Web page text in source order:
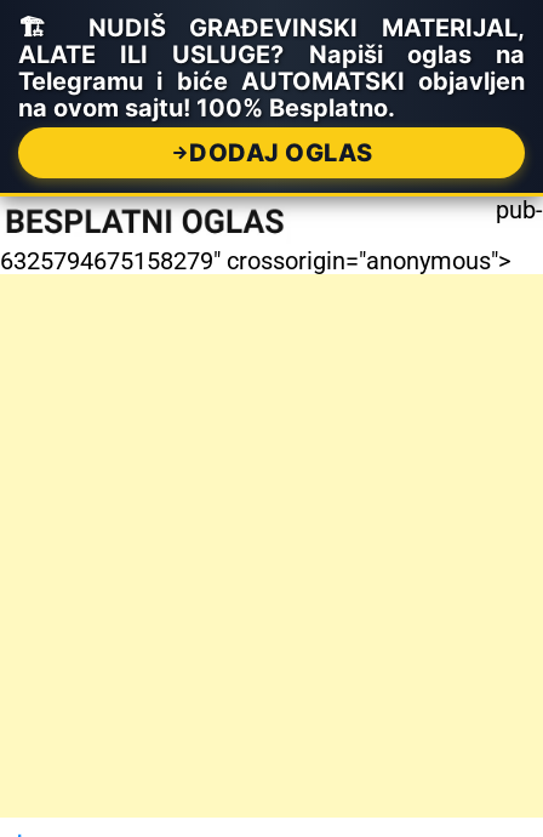
🏗️ NUDIŠ GRAĐEVINSKI MATERIJAL,
ALATE ILI USLUGE? Napiši oglas na
Telegramu i biće AUTOMATSKI objavljen
na ovom sajtu! 100% Besplatno.
DODAJ OGLAS
pub-
6325794675158279" crossorigin="anonymous">